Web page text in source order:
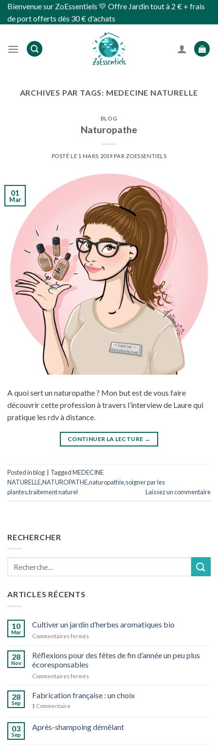
SkipBienvenue sur ZoEssentiels 💛 Offre Jardin tout à 2 € + frais
de port offerts dès 30 € d'achats
ARCHIVES PAR TAGS: MEDECINE NATURELLE
BLOG
Naturopathe
POSTÉ LE 1 MARS 2019 PAR ZOESSENTIELS
01
Mar
A quoi sert un naturopathe ? Mon but est de vous faire
découvrir cette profession à travers l’interview de Laure qui
pratique les rdv à distance.
CONTINUER LA LECTURE →
Posted inblog TaggedMEDECINE
NATURELLE,NATUROPATHE,naturopathie,soigner par les
plantes,traitement naturel Laissez un commentaire
RECHERCHER
ARTICLES RÉCENTS
10
Mar
Cultiver un jardin d’herbes aromatiques bio
Commentaires fermés
un
jardin
28
Nov
Réflexions pour des fêtes de fin d’année un peu plus
écoresponsables
Commentaires fermés
pour
des
fin
d’année
28
Sep
Fabrication française : un choix
1 Commentaire
03
Sep
Après-shampoing démêlant